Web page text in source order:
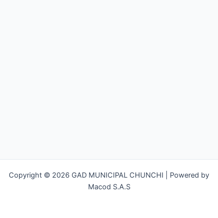
Copyright © 2026 GAD MUNICIPAL CHUNCHI | Powered by
Macod S.A.S